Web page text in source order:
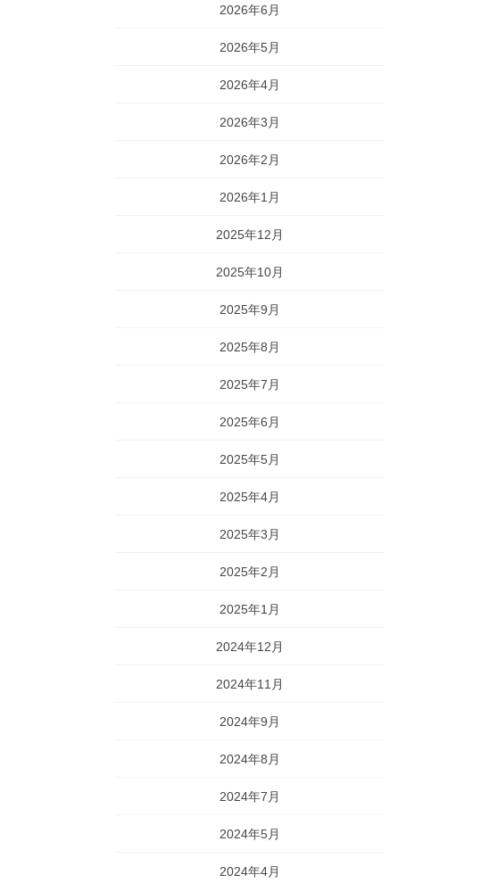
2026年6月
2026年5月
2026年4月
2026年3月
2026年2月
2026年1月
2025年12月
2025年10月
2025年9月
2025年8月
2025年7月
2025年6月
2025年5月
2025年4月
2025年3月
2025年2月
2025年1月
2024年12月
2024年11月
2024年9月
2024年8月
2024年7月
2024年5月
2024年4月